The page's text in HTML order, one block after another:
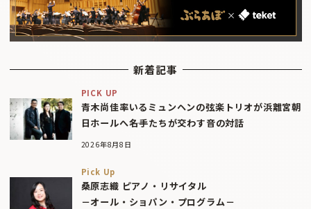
新着記事
PICK UP
青木尚佳率いるミュンヘンの弦楽トリオが浜離宮朝
日ホールへ――名手たちが交わす音の対話
2026年8月8日
Pick Up
桑原志織 ピアノ・リサイタル
－オール・ショパン・プログラム－